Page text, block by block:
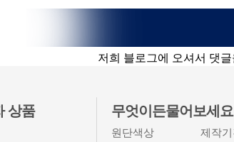
저희 블로그에 오셔서 댓
상품 무엇이든물어보세요
원단색상
제작